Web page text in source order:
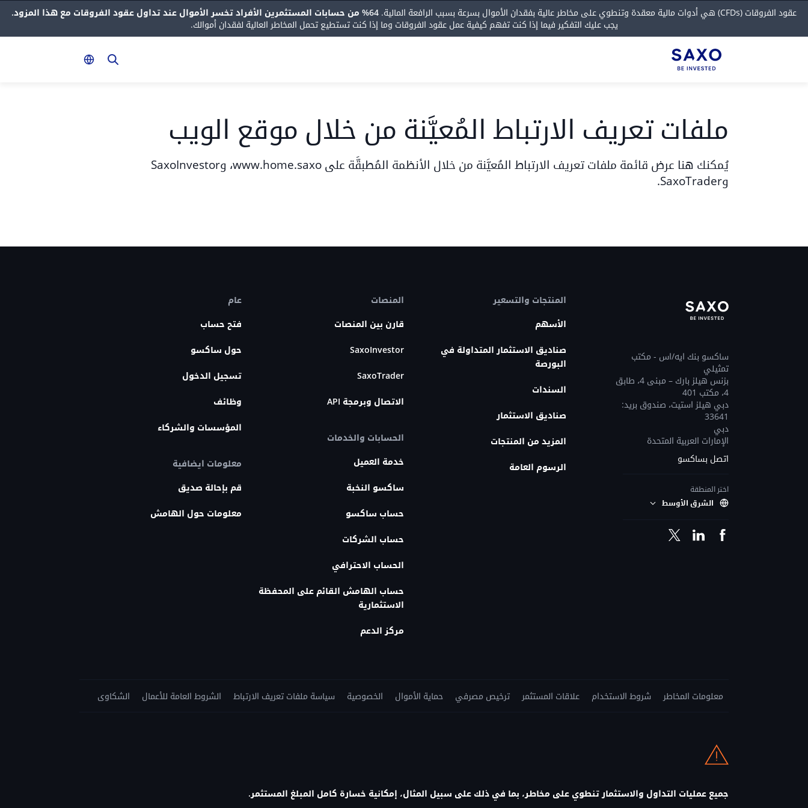
عقود الفروقات (CFDs) هي أدوات مالية معقدة وتنطوي على مخاطر عالية بفقدان الأموال بسرعة بسبب الرافعة المالية.
64% من حسابات المستثمرين الأفراد تخسر الأموال عند تداول عقود الفروقات مع هذا المزود.
يجب عليك التفكير فيما إذا كنت تفهم كيفية عمل عقود الفروقات وما إذا كنت تستطيع تحمل المخاطر العالية لفقدان أموالك.
ملفات تعريف الارتباط المُعيَّنة من خلال موقع الويب
يُمكنك هنا عرض قائمة ملفات تعريف الارتباط المُعيَّنة من خلال الأنظمة المُطبقَّة على www.home.saxo، وSaxoInvestor
وSaxoTrader.
ساكسو بنك ايه/اس - مكتب
تمثيلي
بزنس هيلز بارك – مبنى 4، طابق
4، مكتب 401
دبي هيلز استيت، صندوق بريد:
33641
دبي
الإمارات العربية المتحدة
اتصل بساكسو
اختر المنطقة
الشرق الأوسط
المنتجات والتسعير
الأسهم
صناديق الاستثمار المتداولة في
البورصة
السندات
صناديق الاستثمار
المزيد من المنتجات
الرسوم العامة
المنصات
قارن بين المنصات
SaxoInvestor
SaxoTrader
الاتصال وبرمجة API
الحسابات والخدمات
خدمة العميل
ساكسو النخبة
حساب ساكسو
حساب الشركات
الحساب الاحترافي
حساب الهامش القائم على المحفظة
الاستثمارية
مركز الدعم
عام
فتح حساب
حول ساكسو
تسجيل الدخول
وظائف
المؤسسات والشركاء
معلومات ايضافية
قم بإحالة صديق
معلومات حول الهامش
معلومات المخاطر شروط الاستخدام علاقات المستثمر ترخيص مصرفي حماية الأموال الخصوصية سياسة ملفات تعريف الارتباط الشروط العامة للأعمال الشكاوى
جميع عمليات التداول والاستثمار تنطوي على مخاطر، بما في ذلك على سبيل المثال، إمكانية خسارة كامل المبلغ المستثمر.